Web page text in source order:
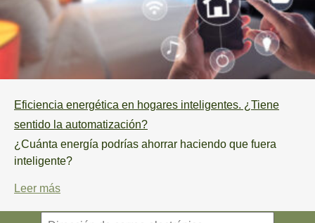
Eficiencia energética en hogares inteligentes. ¿Tiene
sentido la automatización?
¿Cuánta energía podrías ahorrar haciendo que fuera
inteligente?
Leer más
Proceso
Preguntas frecuentes
Sostenibilidad
+372 5383 2641
info@odylhouse.com